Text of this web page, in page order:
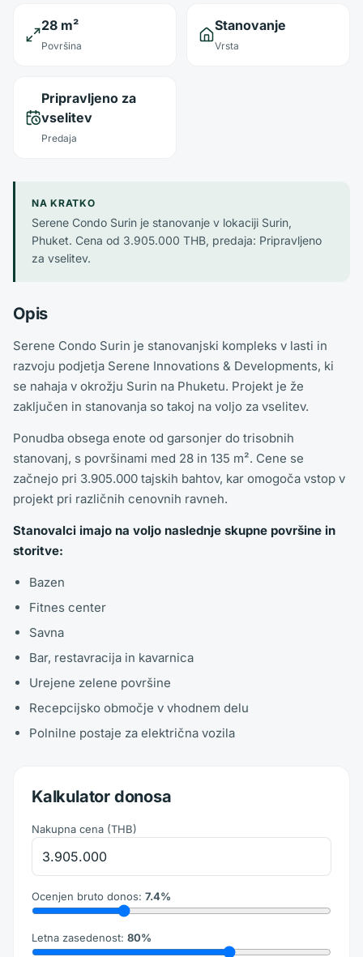
28 m²
Površina
Stanovanje
Vrsta
Pripravljeno za
vselitev
Predaja
NA KRATKO
Serene Condo Surin je stanovanje v lokaciji Surin,
Phuket. Cena od 3.905.000 THB, predaja: Pripravljeno
za vselitev.
Opis
Serene Condo Surin je stanovanjski kompleks v lasti in
razvoju podjetja Serene Innovations & Developments, ki
se nahaja v okrožju Surin na Phuketu. Projekt je že
zaključen in stanovanja so takoj na voljo za vselitev.
Ponudba obsega enote od garsonjer do trisobnih
stanovanj, s površinami med 28 in 135 m². Cene se
začnejo pri 3.905.000 tajskih bahtov, kar omogoča vstop v
projekt pri različnih cenovnih ravneh.
Stanovalci imajo na voljo naslednje skupne površine in
storitve:
Bazen
Fitnes center
Savna
Bar, restavracija in kavarnica
Urejene zelene površine
Recepcijsko območje v vhodnem delu
Polnilne postaje za električna vozila
Kalkulator donosa
Nakupna cena (THB)
Ocenjen bruto donos: 7.4%
Letna zasedenost: 80%